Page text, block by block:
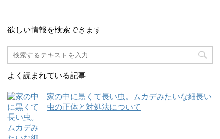
欲しい情報を検索できます
よく読まれている記事
家の中に黒くて長い虫。ムカデみたいな細長い
虫の正体と対処法について